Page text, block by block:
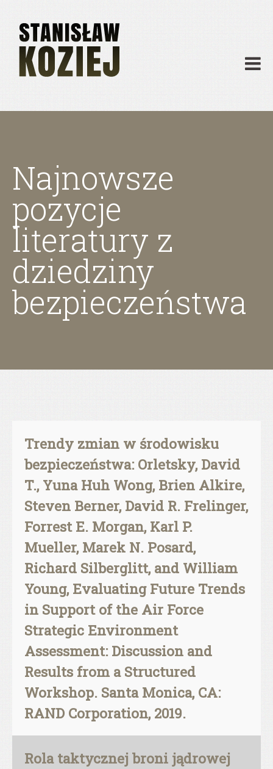
Publikacje
Działalność
Materiały dydaktyczne
Najnowsze
pozycje
literatury z
dziedziny
bezpieczeństwa
Trendy zmian w środowisku
bezpieczeństwa: Orletsky, David
T., Yuna Huh Wong, Brien Alkire,
Steven Berner, David R. Frelinger,
Forrest E. Morgan, Karl P.
Mueller, Marek N. Posard,
Richard Silberglitt, and William
Young, Evaluating Future Trends
in Support of the Air Force
Strategic Environment
Assessment: Discussion and
Results from a Structured
Workshop. Santa Monica, CA:
RAND Corporation, 2019.
Rola taktycznej broni jądrowej